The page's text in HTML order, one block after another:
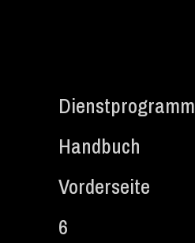
Dienstprogramm
Handbuch
Vorderseite
6